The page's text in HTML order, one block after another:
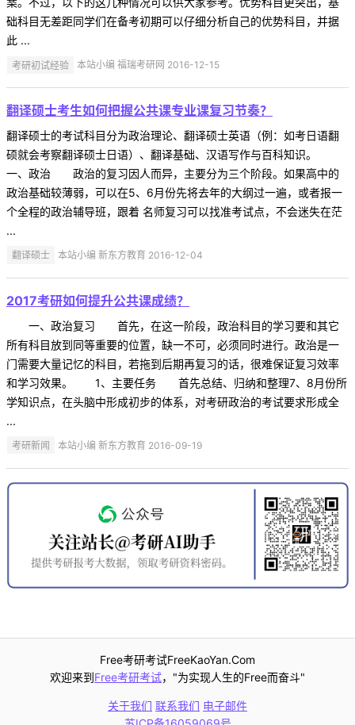
础科目无差距同学们在备考初期可以仔细分析自己的优势科目，并据
此 ...
考研初试经验 本站小编 福瑞考研网 2016-12-15
翻译硕士考生如何把握公共课专业课复习节奏？
翻译硕士的考试科目分为政治理论、翻译硕士英语（例：如考日语翻
硕就会考察翻译硕士日语）、翻译基础、汉语写作与百科知识。
一、政治 政治的复习因人而异，主要分为三个阶段。如果高中的
政治基础较薄弱，可以在5、6月份先将去年的大纲过一遍，或者报一
个全程的政治辅导班，跟着 名师复习可以找准考试点，不会迷失在茫
...
翻译硕士 本站小编 新东方教育 2016-12-04
2017考研如何提升公共课成绩？
一、政治复习 首先，在这一阶段，政治科目的学习要和其它
所有科目放到同等重要的位置，缺一不可，必须同时进行。政治是一
门需要大量记忆的科目，若拖到后期再复习的话，很难保证复习效率
和学习效果。 1、主要任务 首先总结、归纳和整理7、8月份所
学知识点，在头脑中形成初步的体系，对考研政治的考试要求形成全
...
考研新闻 本站小编 新东方教育 2016-09-19
Free考研考试FreeKaoYan.Com
欢迎来到Free考研考试，"为实现人生的Free而奋斗"
关于我们 联系我们 电子邮件